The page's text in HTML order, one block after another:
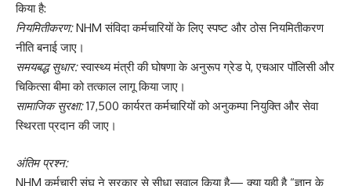
किया है:
नियमितीकरण:NHM संविदा कर्मचारियों के लिए स्पष्ट और ठोस नियमितीकरण
नीति बनाई जाए।
समयबद्ध सुधार:स्वास्थ्य मंत्री की घोषणा के अनुरूप ग्रेड पे, एचआर पॉलिसी और
चिकित्सा बीमा को तत्काल लागू किया जाए।
सामाजिक सुरक्षा:17,500 कार्यरत कर्मचारियों को अनुकम्पा नियुक्ति और सेवा
स्थिरता प्रदान की जाए।
अंतिम प्रश्न:
NHM कर्मचारी संघ ने सरकार से सीधा सवाल किया है— क्या यही है “ज्ञान के